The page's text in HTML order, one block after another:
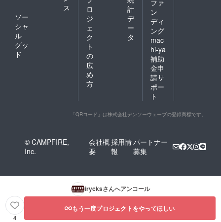
ス
ソー
シャ
ル
グッ
ド
ロ
ジ
ェ
ク
ト
の
広
め
方
計
デ
ー
タ
ファ
ン
ディ
ング
mac
hi-ya
補助
金申
請サ
ポー
ト
「QRコード」は株式会社デンソーウェーブの登録商標です。
© CAMPFIRE,
Inc.
会社概
要
採用情
報
パートナー
募集
irycksさんへアンコール
4
もう一度プロジェクトをやってほしい